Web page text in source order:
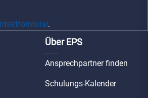
.
Über EPS
Ansprechpartner finden
Schulungs-Kalender